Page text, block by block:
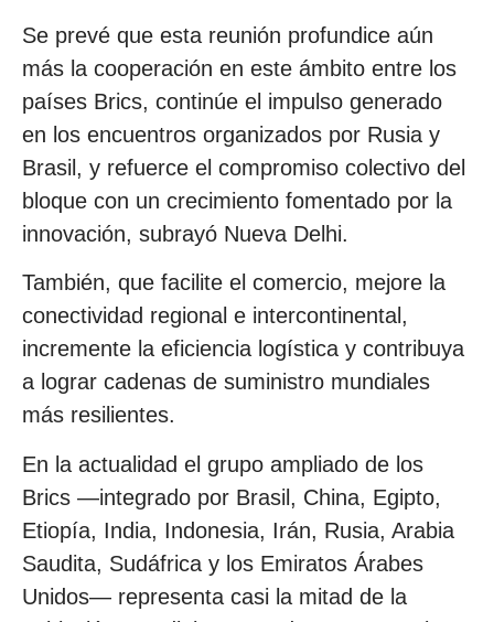
Se prevé que esta reunión profundice aún
más la cooperación en este ámbito entre los
países Brics, continúe el impulso generado
en los encuentros organizados por Rusia y
Brasil, y refuerce el compromiso colectivo del
bloque con un crecimiento fomentado por la
innovación, subrayó Nueva Delhi.
También, que facilite el comercio, mejore la
conectividad regional e intercontinental,
incremente la eficiencia logística y contribuya
a lograr cadenas de suministro mundiales
más resilientes.
En la actualidad el grupo ampliado de los
Brics —integrado por Brasil, China, Egipto,
Etiopía, India, Indonesia, Irán, Rusia, Arabia
Saudita, Sudáfrica y los Emiratos Árabes
Unidos— representa casi la mitad de la